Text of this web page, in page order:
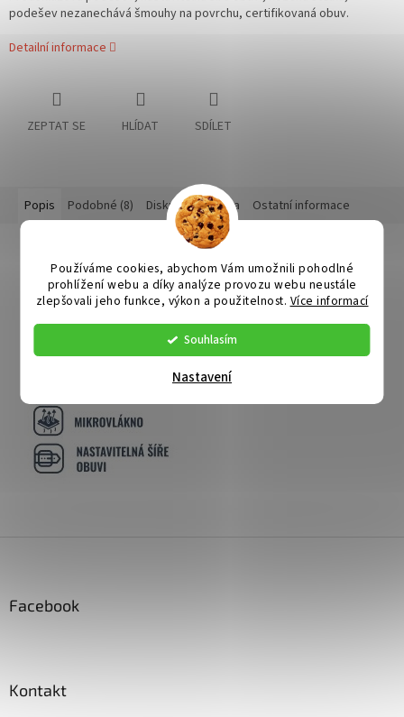
Používáme cookies, abychom Vám umožnili pohodlné
prohlížení webu a díky analýze provozu webu neustále
zlepšovali jeho funkce, výkon a použitelnost. Více informací
Souhlasím
Nastavení
podešev nezanechává šmouhy na povrchu, certifikovaná obuv.
Detailní informace
ZEPTAT SE HLÍDAT SDÍLET
Popis Podobné (8) Diskuze Značka Ostatní informace
Detailní popis produktu
Facebook
Kontakt